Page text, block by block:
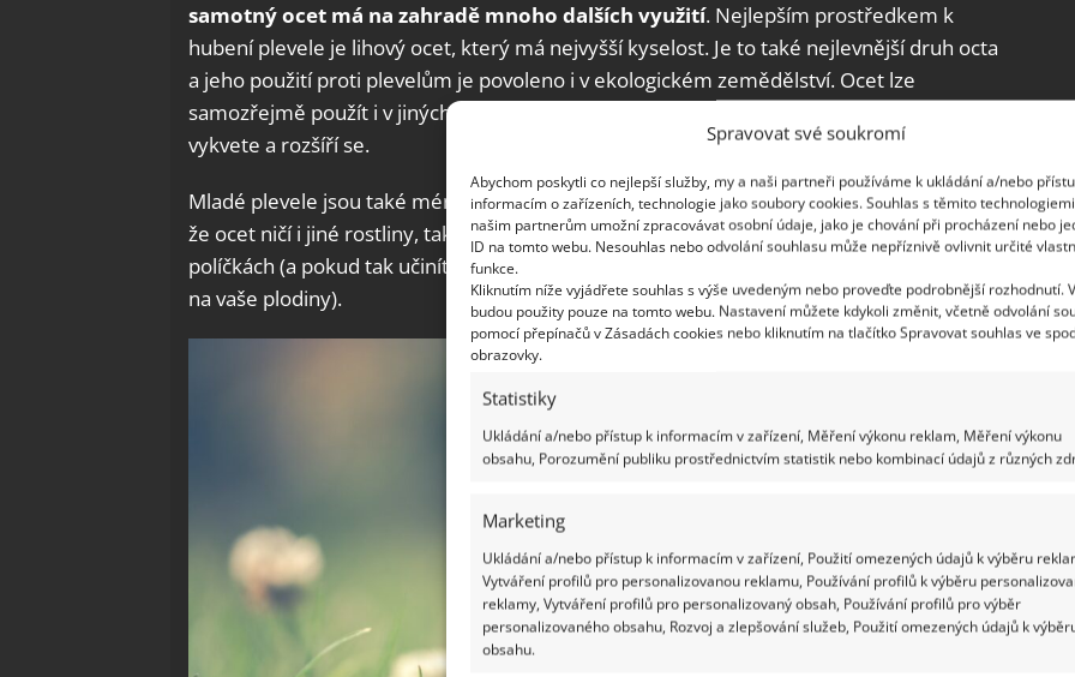
Spravovat své soukromí
Abychom poskytli co nejlepší služby, my a naši partneři používáme k ukládání a/nebo
informacím o zařízeních, technologie jako soubory cookies. Souhlas s těmito
našim partnerům umožní zpracovávat osobní údaje, jako je chování při procházení nebo
ID na tomto webu. Nesouhlas nebo odvolání souhlasu může nepříznivě ovlivnit určité
funkce.
Kliknutím níže vyjádřete souhlas s výše uvedeným nebo proveďte podrobnější rozhodnutí.
budou použity pouze na tomto webu. Nastavení můžete kdykoli změnit, včetně odvolání
pomocí přepínačů v Zásadách cookies nebo kliknutím na tlačítko Spravovat souhlas ve
obrazovky.
Statistiky
Ukládání a/nebo přístup k informacím v zařízení, Měření výkonu reklam, Měření výkonu
obsahu, Porozumění publiku prostřednictvím statistik nebo kombinací údajů z různých
Marketing
Ukládání a/nebo přístup k informacím v zařízení, Použití omezených údajů k výběru
Vytváření profilů pro personalizovanou reklamu, Používání profilů k výběru
reklamy, Vytváření profilů pro personalizovaný obsah, Používání profilů pro výběr
personalizovaného obsahu, Rozvoj a zlepšování služeb, Použití omezených údajů k
obsahu.
samotný ocet má na zahradě mnoho dalších využití. Nejlepším prostředkem k
hubení plevele je lihový ocet, který má nejvyšší kyselost. Je to také nejlevnější druh octa
a jeho použití proti plevelům je povoleno i v ekologickém zemědělství. Ocet lze
samozřejmě použít i v jiných ročních obdobích, ale nejlepší je zničit plevel dříve, než
vykvete a rozšíří se.
Mladé plevele jsou také méně odolné než starší a snáze se ničí octem. Nezapomeňte,
že ocet ničí i jiné rostliny, takže nepostřikujte plevel na záhonech nebo zeleninových
políčkách (a pokud tak učiníte, dbejte na to, aby se ocet při postřiku mezi řádky nedostal
na vaše plodiny).